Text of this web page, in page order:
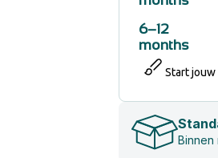
6–12
months
Start